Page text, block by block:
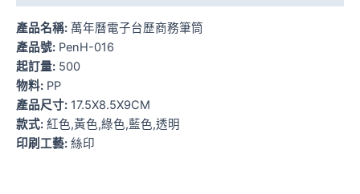
產品名稱: 萬年曆電子台歷商務筆筒
產品號: PenH-016
起訂量: 500
物料: PP
產品尺寸: 17.5X8.5X9CM
款式: 紅色,黃色,綠色,藍色,透明
印刷工藝: 絲印